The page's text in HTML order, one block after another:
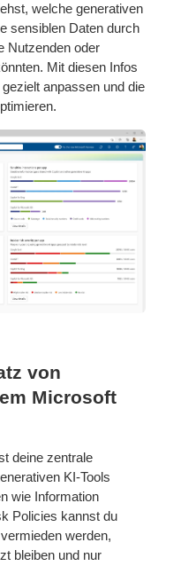
welche generativen
sensiblen Daten durch
Nutzenden oder
Mit diesen Infos
anpassen und die
von
Microsoft
deine zentrale
KI-Tools
wie Information
Policies kannst du
werden,
bleiben und nur